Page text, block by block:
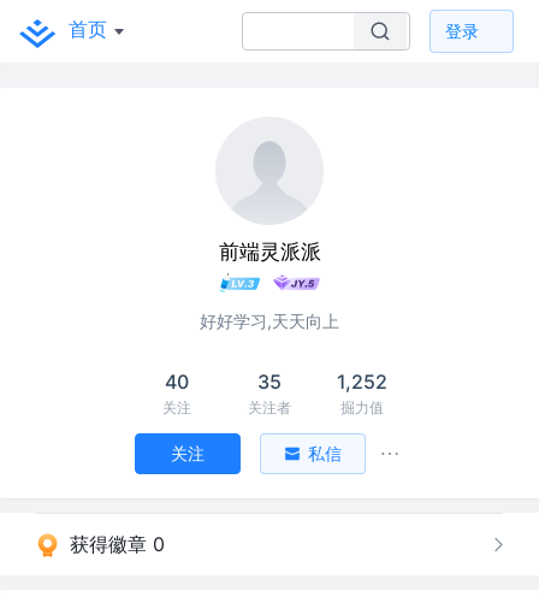
首页 登录
前端灵派派
好好学习,天天向上
40
关注
35
关注者
1,252
掘力值
关注 私信
获得徽章 0